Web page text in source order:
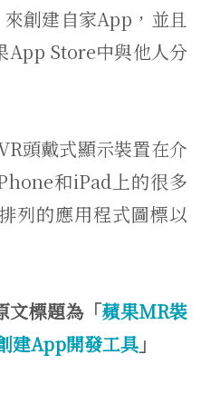
創建自家App，並且
App Store中與他人分
頭戴式顯示裝置在介
和iPad上的很多
列的應用程式圖標以
文標題為「蘋果MR裝
建App開發工具 」